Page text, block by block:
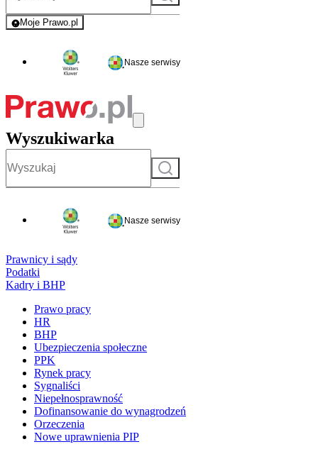
Moje Prawo.pl
- rejestracja i logowanie do serwisu
Nasze serwisy
Wyszukiwarka
Szukaj
Nasze serwisy
Prawnicy i sądy
Podatki
Kadry i BHP
Prawo pracy
HR
BHP
Ubezpieczenia społeczne
PPK
Rynek pracy
Sygnaliści
Niepełnosprawność
Dofinansowanie do wynagrodzeń
Orzeczenia
Nowe uprawnienia PIP